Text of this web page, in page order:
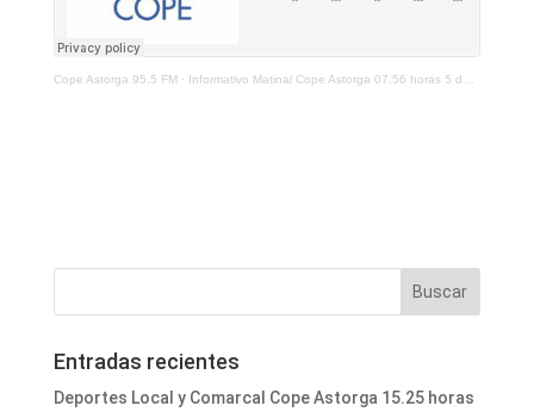
Cope Astorga 95.5 FM· Informativo Matinal Cope Astorga 07.56 horas 5 de Noviembre 2025
Entradas recientes
Deportes Local y Comarcal Cope Astorga 15.25 horas